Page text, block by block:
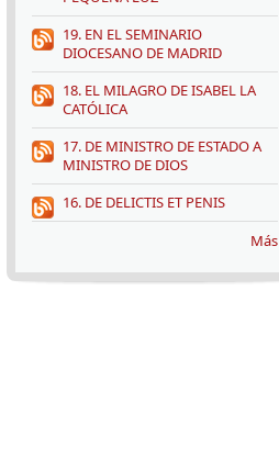
19. EN EL SEMINARIO
DIOCESANO DE MADRID
18. EL MILAGRO DE ISABEL LA
CATÓLICA
17. DE MINISTRO DE ESTADO A
MINISTRO DE DIOS
16. DE DELICTIS ET PENIS
Más